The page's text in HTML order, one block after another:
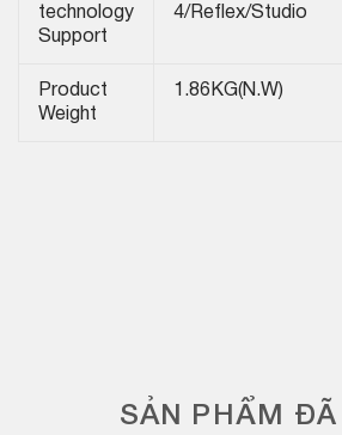
technology
Support
4/Reflex/Studio
Product
Weight
1.86KG(N.W)
SẢN PHẨM ĐÃ